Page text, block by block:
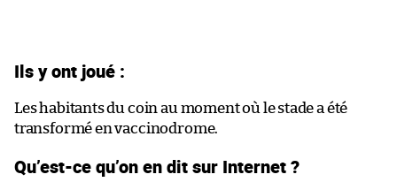
Ils y ont joué :
Les habitants du coin au moment où le stade a été
transformé en vaccinodrome.
Qu’est-ce qu’on en dit sur Internet ?